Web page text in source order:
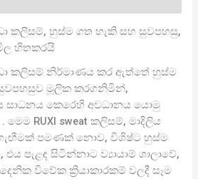
කලිසම්, හුස්ම ගත හැකි සහ සුවපහසු,
හිතකරයි
කලිසම් නිර්මාණය කර ඇත්තේ හුස්ම
මූලික කරගනිමින්,
සාධනය කෙරෙහි අවධානය යොමු
RUXI sweat කලිසම්, මාදිලිය
හැඟීමක් පමණක් නොව, විශිෂ්ට හුස්ම
පැළඳ සිටින්නාට ව්‍යායාම් ශාලාවේ,
විවේක ක්‍රියාකාරකම් වලදී සෑම